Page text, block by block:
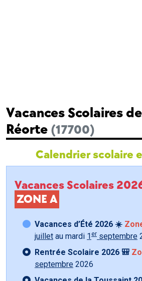
Vacances Scolaires
Réorte (17700)
Calendrier scolaire
Vacances Scolaires
ZONE A
Vacances d’Été 2026 ☀️
juillet au mardi 1 er septembre
Rentrée Scolaire 2026 🎒
septembre 2026